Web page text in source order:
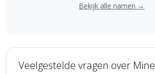
Bekijk alle namen →
Veelgestelde vragen over Mine